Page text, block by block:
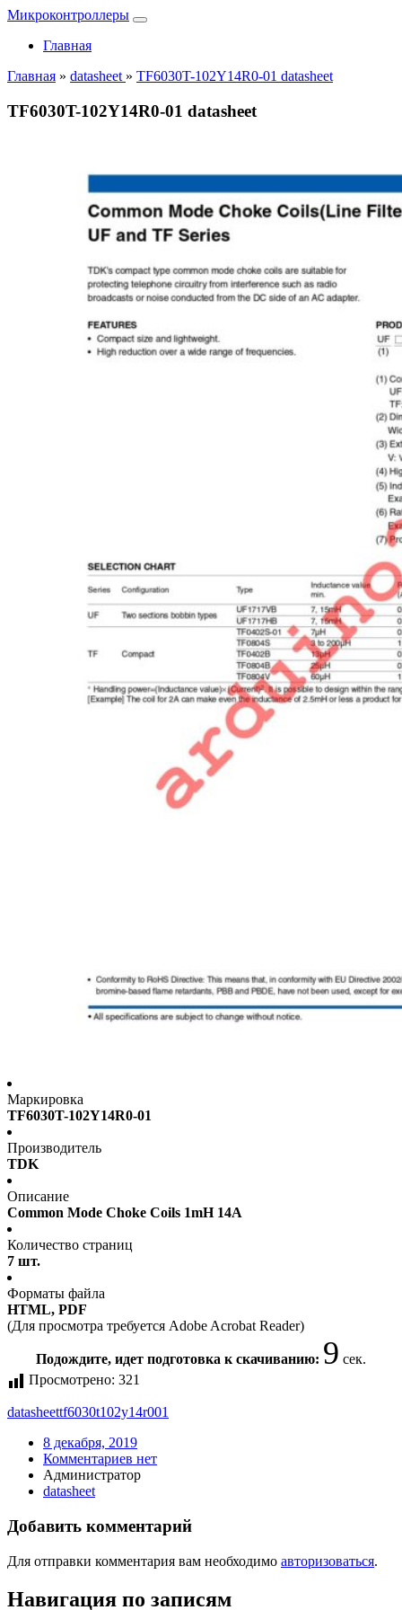
Микроконтроллеры
Главная
Главная » datasheet » TF6030T-102Y14R0-01 datasheet
TF6030T-102Y14R0-01 datasheet
Маркировка
TF6030T-102Y14R0-01
Производитель
TDK
Описание
Common Mode Choke Coils 1mH 14A
Количество страниц
7 шт.
Форматы файла
HTML, PDF
(Для просмотра требуется Adobe Acrobat Reader)
Подождите, идет подготовка к скачиванию: 9 сек.
Просмотрено: 321
datasheettf6030t102y14r001
8 декабря, 2019
Комментариев нет
Администратор
datasheet
Добавить комментарий
Для отправки комментария вам необходимо авторизоваться.
Навигация по записям